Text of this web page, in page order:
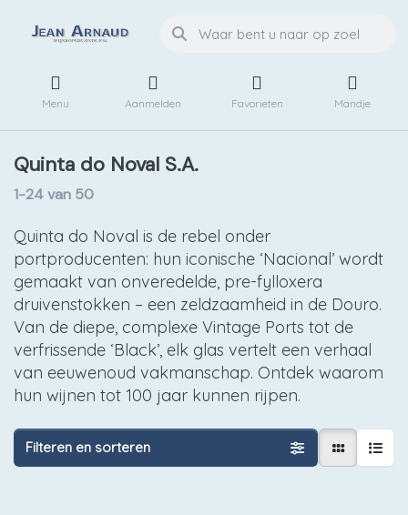
Menu Aanmelden Favorieten Mandje
Quinta do Noval S.A.
1-24van 50
Quinta do Noval is de rebel onder
portproducenten: hun iconische ‘Nacional’ wordt
gemaakt van onveredelde, pre-fylloxera
druivenstokken – een zeldzaamheid in de Douro.
Van de diepe, complexe Vintage Ports tot de
verfrissende ‘Black’, elk glas vertelt een verhaal
van eeuwenoud vakmanschap. Ontdek waarom
hun wijnen tot 100 jaar kunnen rijpen.
Filteren en sorteren